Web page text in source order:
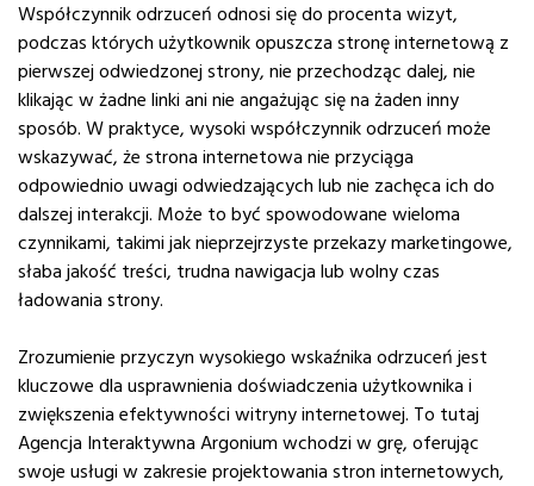
Współczynnik odrzuceń odnosi się do procenta wizyt,
podczas których użytkownik opuszcza stronę internetową z
pierwszej odwiedzonej strony, nie przechodząc dalej, nie
klikając w żadne linki ani nie angażując się na żaden inny
sposób. W praktyce, wysoki współczynnik odrzuceń może
wskazywać, że strona internetowa nie przyciąga
odpowiednio uwagi odwiedzających lub nie zachęca ich do
dalszej interakcji. Może to być spowodowane wieloma
czynnikami, takimi jak nieprzejrzyste przekazy marketingowe,
słaba jakość treści, trudna nawigacja lub wolny czas
ładowania strony.
Zrozumienie przyczyn wysokiego wskaźnika odrzuceń jest
kluczowe dla usprawnienia doświadczenia użytkownika i
zwiększenia efektywności witryny internetowej. To tutaj
Agencja Interaktywna Argonium wchodzi w grę, oferując
swoje usługi w zakresie projektowania stron internetowych,